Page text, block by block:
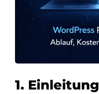
1. Einleitung